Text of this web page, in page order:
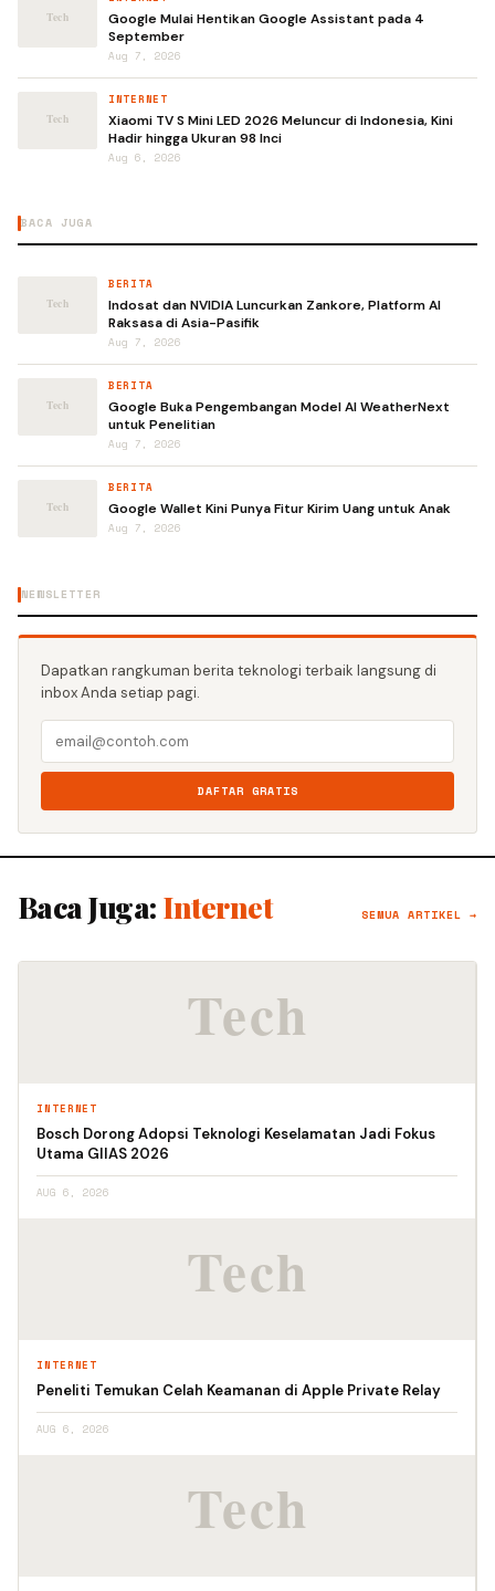
Google Mulai Hentikan Google Assistant pada 4
September
Aug 7, 2026
INTERNET
Xiaomi TV S Mini LED 2026 Meluncur di Indonesia, Kini
Hadir hingga Ukuran 98 Inci
Aug 6, 2026
BACA JUGA
BERITA
Indosat dan NVIDIA Luncurkan Zankore, Platform AI
Raksasa di Asia-Pasifik
Aug 7, 2026
BERITA
Google Buka Pengembangan Model AI WeatherNext
untuk Penelitian
Aug 7, 2026
BERITA
Google Wallet Kini Punya Fitur Kirim Uang untuk Anak
Aug 7, 2026
NEWSLETTER
Dapatkan rangkuman berita teknologi terbaik langsung di
inbox Anda setiap pagi.
DAFTAR GRATIS
Baca Juga: Internet SEMUA ARTIKEL →
INTERNET
Bosch Dorong Adopsi Teknologi Keselamatan Jadi Fokus
Utama GIIAS 2026
AUG 6, 2026
INTERNET
Peneliti Temukan Celah Keamanan di Apple Private Relay
AUG 6, 2026